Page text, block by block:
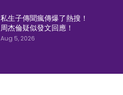
私生子傳聞瘋傳爆了熱搜！
周杰倫疑似發文回應！
Aug 5, 2026